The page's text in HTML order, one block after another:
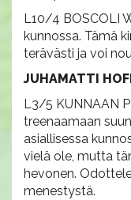
L10/4 BOSCOLI
kunnossa. Tämä
terävästi ja voi
JUHAMATTI
L3/5 KUNNAAN
treenaamaan
asiallisessa
vielä ole, mutta
hevonen.
menestystä.